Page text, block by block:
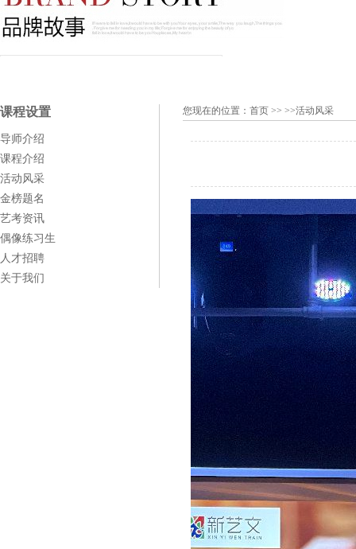
课程设置
导师介绍
课程介绍
活动风采
金榜题名
艺考资讯
偶像练习生
人才招聘
关于我们
您现在的位置： 首页 >> >>活动风采